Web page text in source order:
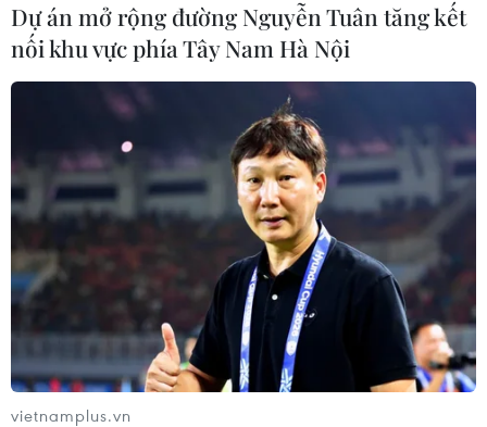
Dự án mở rộng đường Nguyễn Tuân tăng kết
nối khu vực phía Tây Nam Hà Nội
vietnamplus.vn